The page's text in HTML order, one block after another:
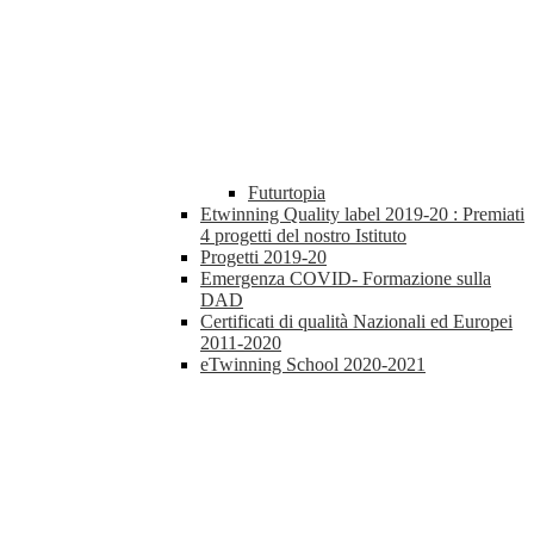
Futurtopia
Etwinning Quality label 2019-20 : Premiati
4 progetti del nostro Istituto
Progetti 2019-20
Emergenza COVID- Formazione sulla
DAD
Certificati di qualità Nazionali ed Europei
2011-2020
eTwinning School 2020-2021